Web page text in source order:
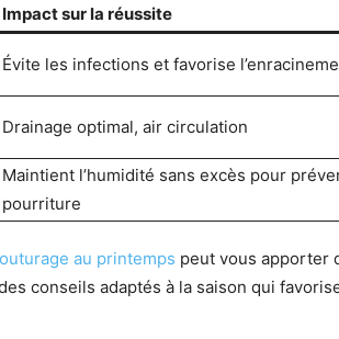
Impact sur la réussite
Évite les infections et favorise
Drainage optimal, air circulation
Maintient l’humidité sans excès pour
pourriture
au printemps peut vous apporter
conseils adaptés à la saison qui